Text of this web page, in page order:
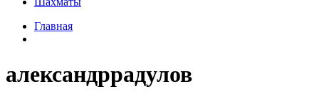
Главная
александррадулов